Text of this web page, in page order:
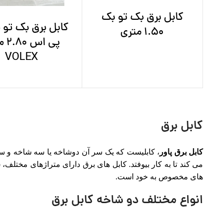
کابل برق بک تو بک
1.50 متری
کابل برق بک
VOLEX
کابل برق
کابل برق پاور ، کابلیست که یک سر آن دوشاخه یا سه شاخه و
می کند تا به کار بیوفتد. کابل های برق دارای متراژهای
های مخصوص به خود است.
انواع مختلف دو شاخه کابل برق